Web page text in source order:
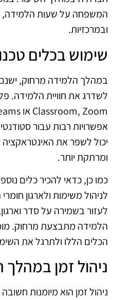
המשפחה על שעות הלמידה,
ובמרכזיות.
שימוש בכלים
במהלך הלמידה מרחוק, ישנם
אפשרויות רבות עבור
יכול לשפר את האינטראקציה
ומרתקת יותר.
לניהול משימות ולארגון
לעזור בשמירה על סדר
הלמידה מתבצעת מרחוק.
הכלים הללו ולתרגל את
ניהול זמן במהלך
ניהול זמן הוא מיומנות